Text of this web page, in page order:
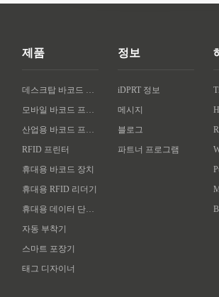
제품
RFID 프린터
휴대용 바코드 장치
휴대용 RFID 리더기
자동 부착기
스마트 포장기
태그 디자이너
정보
iDPRT 정보
메시지
블로그
파트너 프로그램